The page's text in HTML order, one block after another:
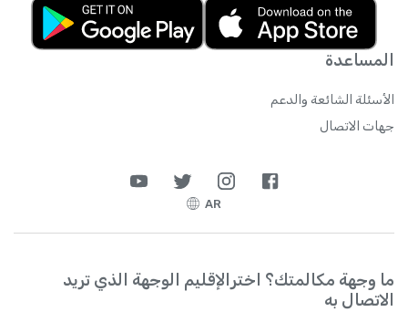
المساعدة
الأسئلة الشائعة والدعم
جهات الاتصال
AR
ما وجهة مكالمتك؟ اخترالإقليم الوجهة الذي تريد
الاتصال به